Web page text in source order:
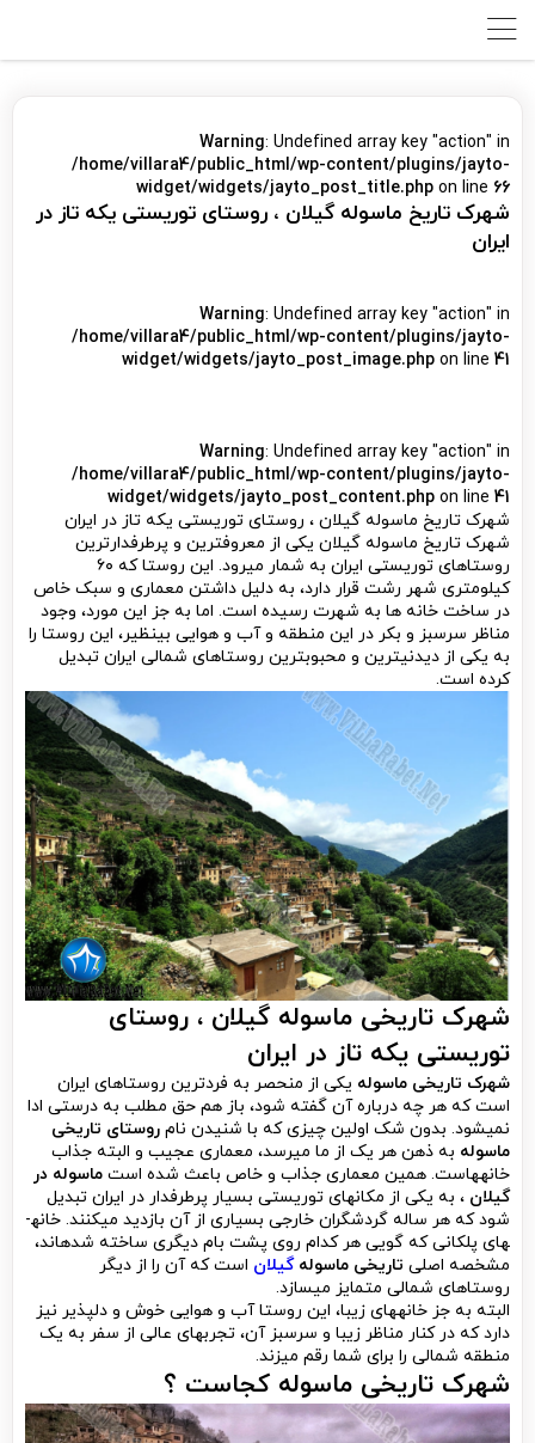
Warning: Undefined array key "action" in
/home/villara4/public_html/wp-content/plugins/jayto-
widget/widgets/jayto_post_title.php on line 66
شهرک تاریخ ماسوله گیلان ، روستای توریستی یکه تاز در
ایران
Warning: Undefined array key "action" in
/home/villara4/public_html/wp-content/plugins/jayto-
widget/widgets/jayto_post_image.php on line 41
Warning: Undefined array key "action" in
/home/villara4/public_html/wp-content/plugins/jayto-
widget/widgets/jayto_post_content.php on line 41
شهرک تاریخ ماسوله گیلان ، روستای توریستی یکه تاز در ایران
شهرک تاریخ ماسوله گیلان یکی از معروف­ترین و پرطرفدارترین
روستاهای توریستی ایران به شمار می­رود. این روستا که ۶۰
کیلومتری شهر رشت قرار دارد، به دلیل داشتن معماری و سبک خاص
در ساخت خانه ­ها به شهرت رسیده است. اما به جز این مورد، وجود
مناظر سرسبز و بکر در این منطقه و آب و هوایی بی­نظیر، این روستا را
به یکی از دیدنی­ترین و محبوب­ترین روستاهای شمالی ایران تبدیل
کرده است.
شهرک تاریخی ماسوله گیلان ، روستای
توریستی یکه ­تاز در ایران
شهرک تاریخی ماسوله یکی از منحصر به فردترین روستاهای ایران
است که هر چه درباره آن گفته شود، باز هم حق مطلب به درستی ادا
نمی­شود. بدون شک اولین چیزی که با شنیدن نام روستای تاریخی
ماسوله به ذهن هر یک از ما می­رسد، معماری عجیب و البته جذاب
خانه­هاست. همین معماری جذاب و خاص باعث شده است ماسوله در
گیلان ، به یکی از مکان­های توریستی بسیار پرطرفدار در ایران تبدیل
شود که هر ساله گردشگران خارجی بسیاری از آن بازدید می­کنند. خانه­
های پلکانی که گویی هر کدام روی پشت بام دیگری ساخته شده­اند،
مشخصه اصلی تاریخی ماسولهگیلان است که آن را از دیگر
روستاهای شمالی متمایز می­سازد.
البته به جز خانه­های زیبا، این روستا آب و هوایی خوش و دلپذیر نیز
دارد که در کنار مناظر زیبا و سرسبز آن، تجربه­ای عالی از سفر به یک
منطقه شمالی را برای شما رقم می­زند.
شهرک تاریخی ماسوله کجاست ؟